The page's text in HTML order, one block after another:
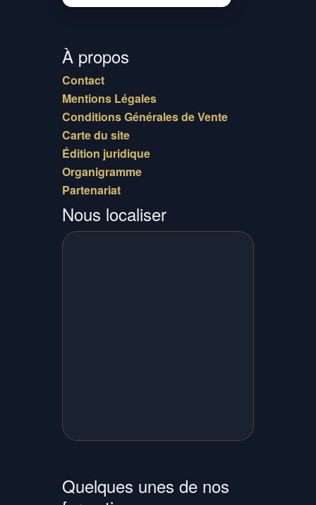
À propos
Contact
Mentions Légales
Conditions Générales de Vente
Carte du site
Édition juridique
Organigramme
Partenariat
Nous localiser
Quelques unes de nos